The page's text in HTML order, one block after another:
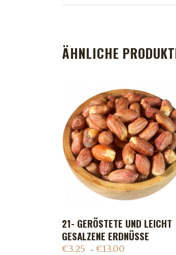
ÄHNLICHE
ADD TO CART
21- GERÖSTETE UND LEICHT
GESALZENE ERDNÜSSE
€3.25 – €13.00